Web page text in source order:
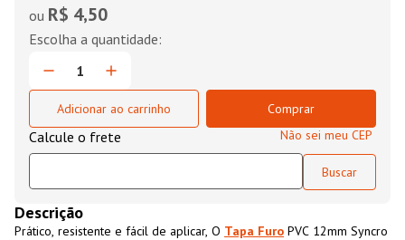
ou R$ 4,50
Adicionar ao carrinho
Comprar
Não sei meu CEP
Descrição
Prático, resistente e fácil de aplicar, O Tapa Furo PVC 12mm Syncro